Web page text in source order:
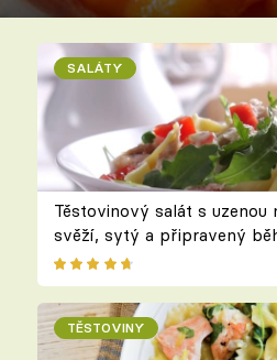
SALÁTY
Těstovinový salát s uzenou
svěží, sytý a připravený
TĚSTOVINY